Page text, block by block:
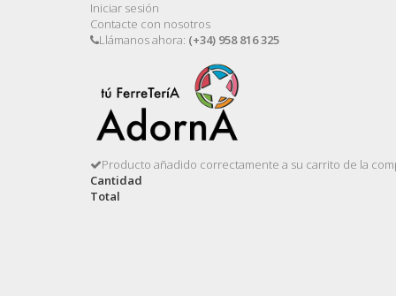
Iniciar sesión
Contacte con nosotros
Llámanos ahora: (+34) 958 816 325
Producto añadido correctamente a su carrito de la
Cantidad
Total